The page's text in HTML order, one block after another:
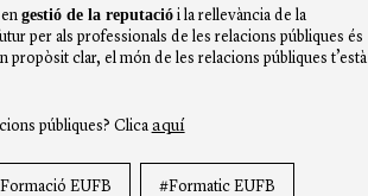
gestió de la reputaciói la rellevància de la
per als professionals de les relacions públiques és
propòsit clar, el món de les relacions públiques t’està
públiques? Clica aquí
EUFB #Formatic EUFB